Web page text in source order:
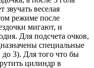
звучать веселая
режиме после
мигают, и
Для подсчета очков,
специальные
до 3). Для того что бы
цилиндр в